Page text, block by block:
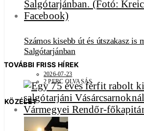
Számos kisebb út és útszakasz is
Salgótarjánban
2026-07-23
2 PERC OLVASÁS
KÖZÉLET
TOVÁBBI FRISS HÍREK